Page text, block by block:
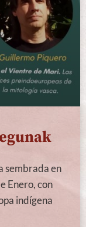
sembrada en
Enero, con
indígena